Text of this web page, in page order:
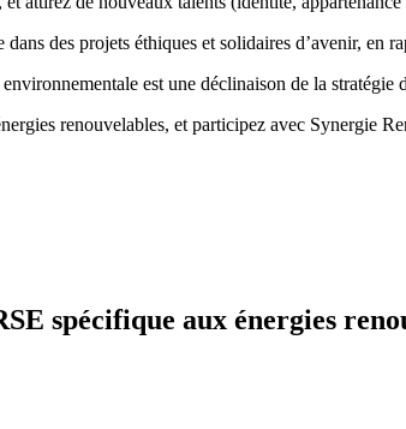
des projets éthiques et solidaires d’avenir, en
est une déclinaison de la stratégie
renouvelables, et participez avec Synergie
spécifique aux énergies